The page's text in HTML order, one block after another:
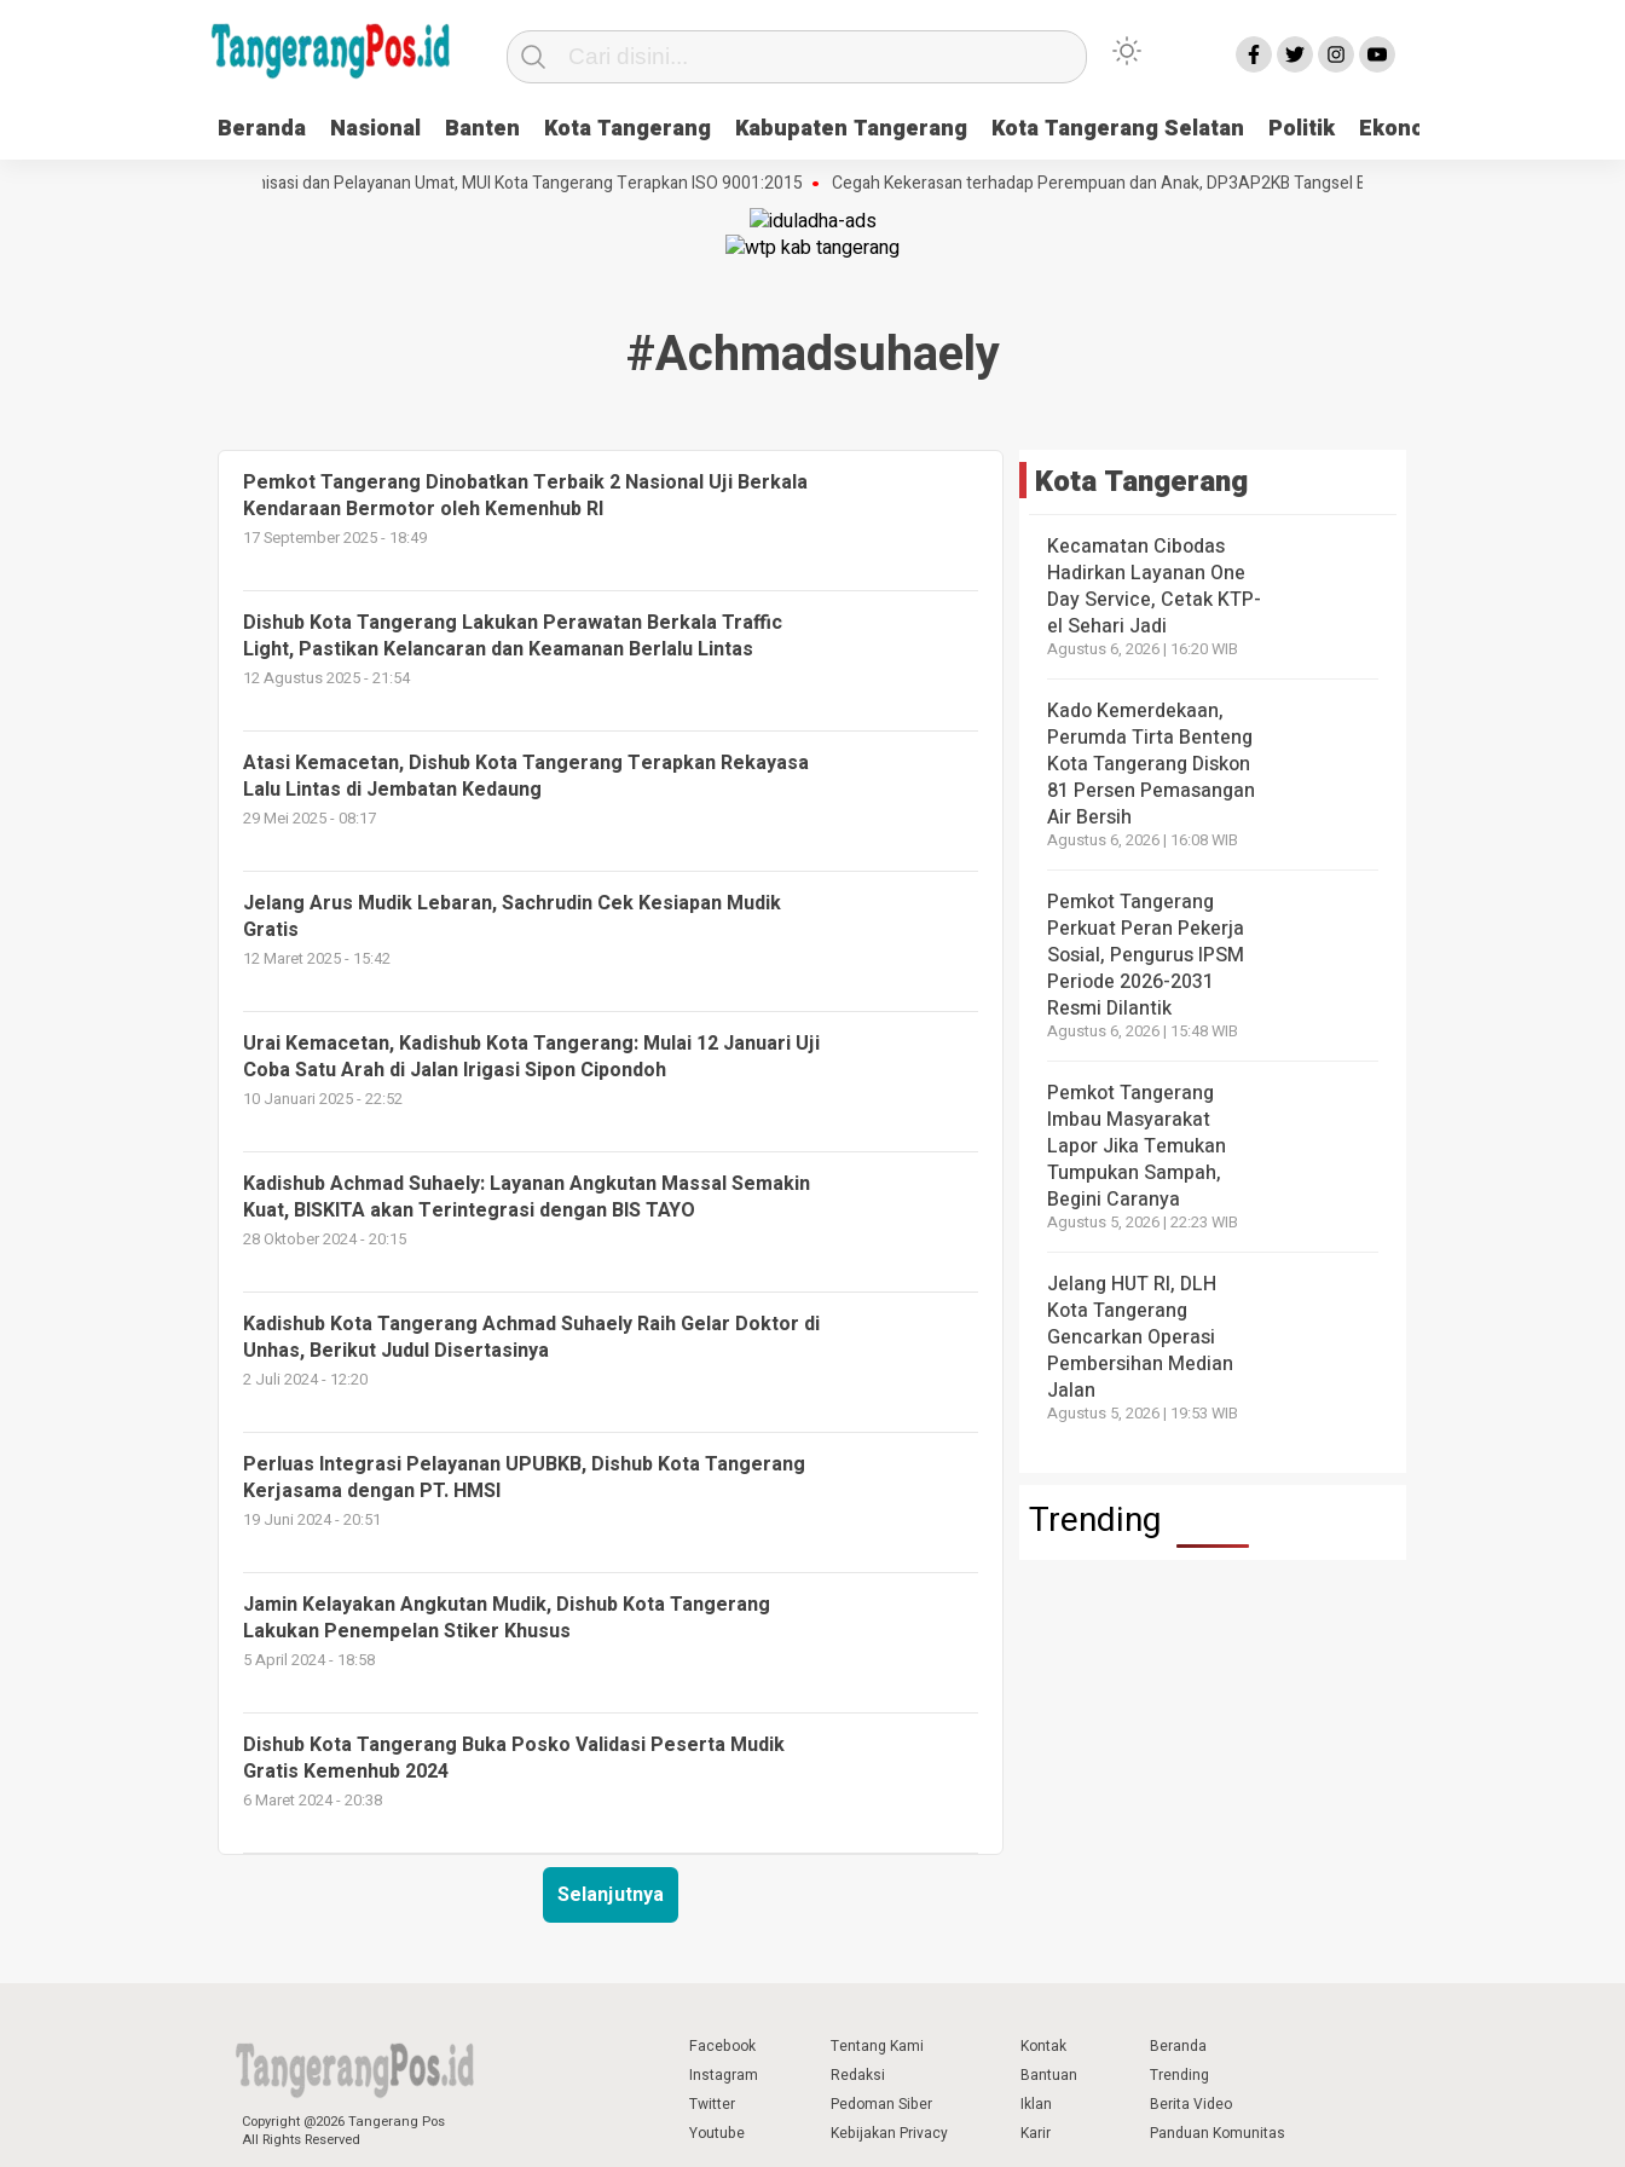
Beranda Nasional Banten Kota Tangerang Kabupaten Tangerang Kota Tangerang Selatan Politik Ekonomi
Perkuat Tata Kelola Organisasi dan Pelayanan Umat, MUI Kota Tangerang Terapkan ISO 9001:2015 Cegah Kekerasan terhadap Perempuan dan Anak, DP3AP2KB Tangsel Bekali Masyarakat Manajemen Stres
#achmadsuhaely
Pemkot Tangerang Dinobatkan Terbaik 2 Nasional Uji Berkala
Kendaraan Bermotor oleh Kemenhub RI
17 September 2025 - 18:49
Dishub Kota Tangerang Lakukan Perawatan Berkala Traffic
Light, Pastikan Kelancaran dan Keamanan Berlalu Lintas
12 Agustus 2025 - 21:54
Atasi Kemacetan, Dishub Kota Tangerang Terapkan Rekayasa
Lalu Lintas di Jembatan Kedaung
29 Mei 2025 - 08:17
Jelang Arus Mudik Lebaran, Sachrudin Cek Kesiapan Mudik
Gratis
12 Maret 2025 - 15:42
Urai Kemacetan, Kadishub Kota Tangerang: Mulai 12 Januari Uji
Coba Satu Arah di Jalan Irigasi Sipon Cipondoh
10 Januari 2025 - 22:52
Kadishub Achmad Suhaely: Layanan Angkutan Massal Semakin
Kuat, BISKITA akan Terintegrasi dengan BIS TAYO
28 Oktober 2024 - 20:15
Kadishub Kota Tangerang Achmad Suhaely Raih Gelar Doktor di
Unhas, Berikut Judul Disertasinya
2 Juli 2024 - 12:20
Perluas Integrasi Pelayanan UPUBKB, Dishub Kota Tangerang
Kerjasama dengan PT. HMSI
19 Juni 2024 - 20:51
Jamin Kelayakan Angkutan Mudik, Dishub Kota Tangerang
Lakukan Penempelan Stiker Khusus
5 April 2024 - 18:58
Dishub Kota Tangerang Buka Posko Validasi Peserta Mudik
Gratis Kemenhub 2024
6 Maret 2024 - 20:38
Selanjutnya
Kota Tangerang
Kecamatan Cibodas
Hadirkan Layanan One
Day Service, Cetak KTP-
el Sehari Jadi
Agustus 6, 2026 | 16:20 WIB
Kado Kemerdekaan,
Perumda Tirta Benteng
Kota Tangerang Diskon
81 Persen Pemasangan
Air Bersih
Agustus 6, 2026 | 16:08 WIB
Pemkot Tangerang
Perkuat Peran Pekerja
Sosial, Pengurus IPSM
Periode 2026-2031
Resmi Dilantik
Agustus 6, 2026 | 15:48 WIB
Pemkot Tangerang
Imbau Masyarakat
Lapor Jika Temukan
Tumpukan Sampah,
Begini Caranya
Agustus 5, 2026 | 22:23 WIB
Jelang HUT RI, DLH
Kota Tangerang
Gencarkan Operasi
Pembersihan Median
Jalan
Agustus 5, 2026 | 19:53 WIB
Trending
Copyright @2026 Tangerang Pos
All Rights Reserved
Facebook
Instagram
Twitter
Youtube
Tentang Kami
Redaksi
Pedoman Siber
Kebijakan Privacy
Kontak
Bantuan
Iklan
Karir
Beranda
Trending
Berita Video
Panduan Komunitas